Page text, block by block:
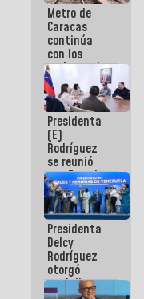
Metro de
Caracas
continúa
con los
trabajos de
mantenimiento
e inspección
en la Línea 2
Presidenta
(E)
Rodríguez
se reunió
con Estado
Mayor
Eléctrico
para
abordar
planes de
acción
Presidenta
Delcy
Rodríguez
otorgó
medalla